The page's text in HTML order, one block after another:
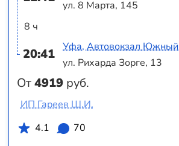
8 ч
20:41
От4919 руб.
ул. 8 Марта, 145
Уфа, Автовокзал Южный
ул. Рихарда Зорге, 13
ИП Гареев Ш.И.
4.1
70